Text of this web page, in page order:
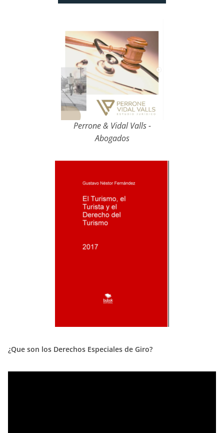
Perrone & Vidal Valls -
Abogados
¿Que son los Derechos Especiales de Giro?